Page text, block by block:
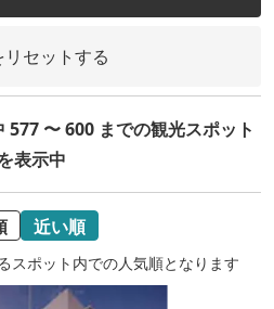
セットする
〜 600 までの観光スポット
表示中
近い順
スポット内での人気順となります